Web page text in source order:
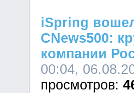
iSpring
CNews500:
компании
00:04,